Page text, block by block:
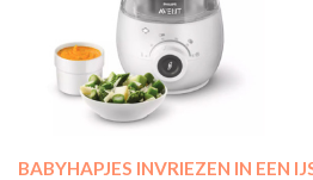
BABYHAPJES INVRIEZEN IN EEN